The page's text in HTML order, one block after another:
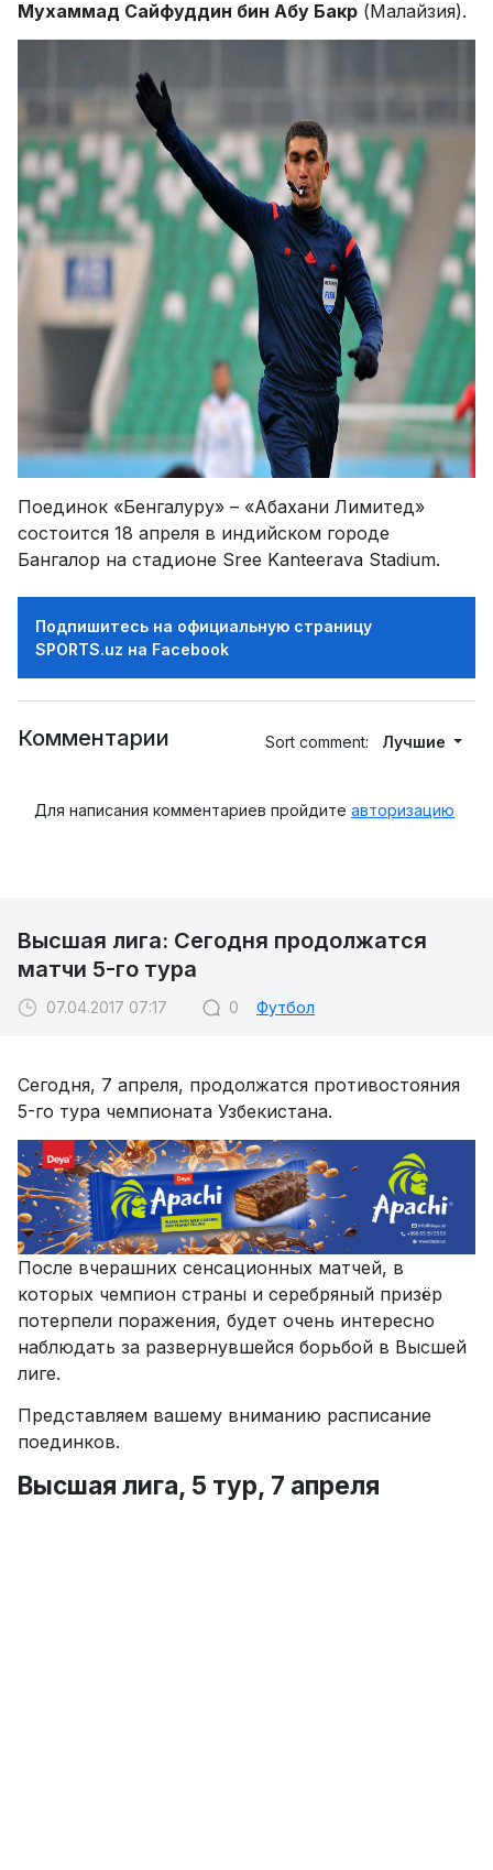
Мухаммад Сайфуддин бин Абу Бакр (Малайзия).
Поединок «Бенгалуру» – «Абахани Лимитед»
состоится 18 апреля в индийском городе
Бангалор на стадионе Sree Kanteerava Stadium.
Подпишитесь на официальную страницу
SPORTS.uz на Facebook
Комментарии Sort comment: Лучшие
Для написания комментариев пройдите авторизацию
Высшая лига: Сегодня продолжатся
матчи 5-го тура
07.04.2017 07:17 0 Футбол
Сегодня, 7 апреля, продолжатся противостояния
5-го тура чемпионата Узбекистана.
После вчерашних сенсационных матчей, в
которых чемпион страны и серебряный призёр
потерпели поражения, будет очень интересно
наблюдать за развернувшейся борьбой в Высшей
лиге.
Представляем вашему вниманию расписание
поединков.
Высшая лига, 5 тур, 7 апреля